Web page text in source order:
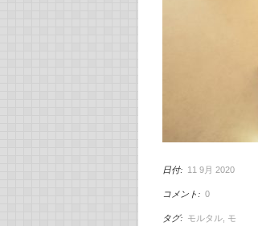
日付: 11 9月 2020
コメント: 0
タグ: モルタル モ